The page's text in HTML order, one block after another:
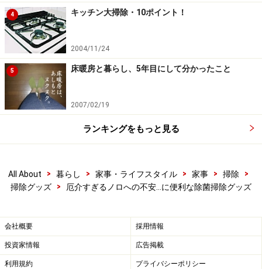
させていただいたところ、これがあらゆる「ノロ」周り
の憂鬱をラクにしてくれる特性をもつ商品だったので
す。
次は、ノロッシュの使い方についてです。
※記事内容は執筆時点のものです。最新の内容をご確認くださ
い。
4 キッチン大掃除・10ポイント！
2004/11/24
5 床暖房と暮らし、5年目にして分かったこと
2007/02/19
ランキングをもっと見る
All About > 暮らし > 家事・ライフスタイル > 家事 > 掃除
>
掃除グッズ
> 厄介すぎるノロへの不安…に便利な除菌掃除グッズ
会社概要 採用情報
投資家情報 広告掲載
利用規約 プライバシーポリシー